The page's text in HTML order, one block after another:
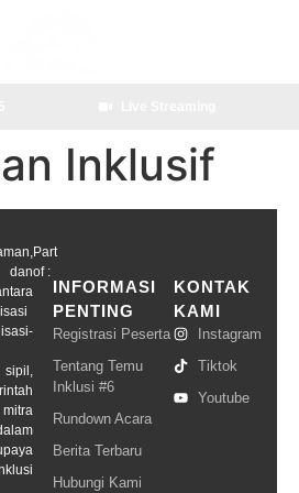
Inklusif
Part
of :
INFORMASI
PENTING
Registrasi Peserta
Tentang Temu
Inklusi #6
Rundown Acara
Berita Terbaru
Hubungi Kami
KONTAK
KAMI
Instagram
Tiktok
Youtube